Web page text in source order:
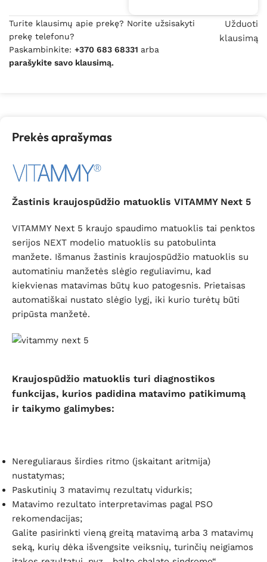
Turite klausimų apie prekę? Norite užsisakyti
prekę telefonu?
Paskambinkite: +370 683 68331 arba
parašykite savo klausimą.
Užduoti
klausimą
Prekės aprašymas
Žastinis kraujospūdžio matuoklis VITAMMY Next 5
VITAMMY Next 5 kraujo spaudimo matuoklis tai penktos
serijos NEXT modelio matuoklis su patobulinta
manžete. Išmanus žastinis kraujospūdžio matuoklis su
automatiniu manžetės slėgio reguliavimu, kad
kiekvienas matavimas būtų kuo patogesnis. Prietaisas
automatiškai nustato slėgio lygį, iki kurio turėtų būti
pripūsta manžetė.
Kraujospūdžio matuoklis turi diagnostikos
funkcijas, kurios padidina matavimo patikimumą
ir taikymo galimybes:
Nereguliaraus širdies ritmo (įskaitant aritmija)
nustatymas;
Paskutinių 3 matavimų rezultatų vidurkis;
Matavimo rezultato interpretavimas pagal PSO
rekomendacijas;
Galite pasirinkti vieną greitą matavimą arba 3 matavimų
seką, kurių dėka išvengsite veiksnių, turinčių neigiamos